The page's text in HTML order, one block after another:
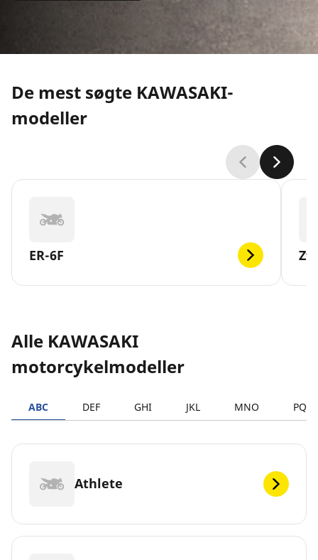
De mest søgte KAWASAKI-
modeller
ER-6F
Alle KAWASAKI
motorcykelmodeller
ABC DEF GHI JKL MNO PQRS
Athlete